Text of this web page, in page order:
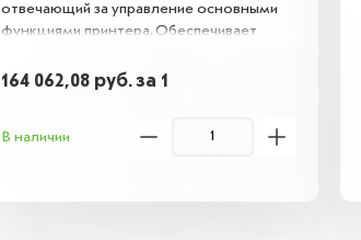
отвечающий за управление основными
функциями принтера. Обеспечивает
совместим с указанной моделью.
функциональность оборудования.
164 062,08 руб.за 1
В наличии